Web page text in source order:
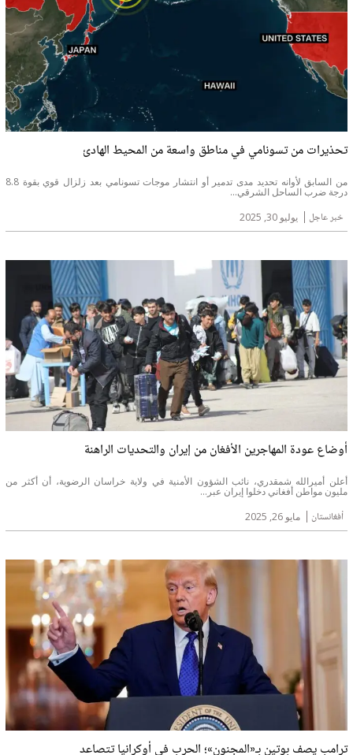
تحذيرات من تسونامي في مناطق واسعة من المحيط الهادئ
خبر عاجل يوليو 30, 2025
من السابق لأوانه تحديد مدى تدمير أو انتشار موجات تسونامي بعد زلزال قوي بقوة 8.8
درجة ضرب الساحل الشرقي...
أوضاع عودة المهاجرين الأفغان من إيران والتحديات الراهنة
أفغانستان مايو 26, 2025
أعلن أميرالله شمقدري، نائب الشؤون الأمنية في ولاية خراسان الرضوية، أن أكثر من
مليون مواطن أفغاني دخلوا إيران عبر...
ترامب يصف بوتين بـ«المجنون»؛ الحرب في أوكرانيا تتصاعد